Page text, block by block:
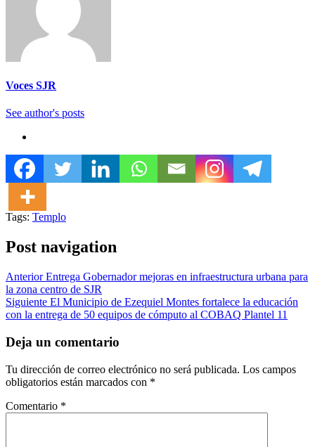
Voces SJR
See author's posts
Tags: Templo
Post navigation
AnteriorEntrega Gobernador mejoras en infraestructura urbana para
la zona centro de SJR
Siguiente El Municipio de Ezequiel Montes fortalece la educación
con la entrega de 50 equipos de cómputo al COBAQ Plantel 11
Deja un comentario
Tu dirección de correo electrónico no será publicada. Los campos
obligatorios están marcados con *
Comentario *